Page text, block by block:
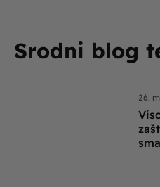
Srodni blog
26.